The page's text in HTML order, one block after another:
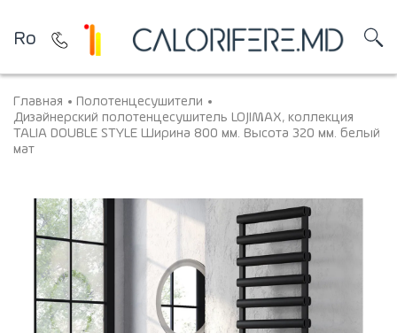
Ro
Главная
Полотенцесушители
Дизайнерский полотенцесушитель LOJIMAX, коллекция
TALIA DOUBLE STYLE Ширина 800 мм. Высота 320 мм. белый
мат